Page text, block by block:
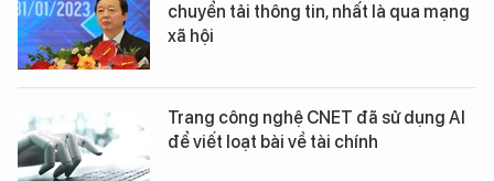
chuyển tải thông tin, nhất là qua mạng
xã hội
Trang công nghệ CNET đã sử dụng AI
để viết loạt bài về tài chính